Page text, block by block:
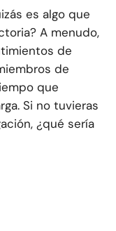
es algo que
A menudo,
de
de
que
Si no tuvieras
¿qué sería